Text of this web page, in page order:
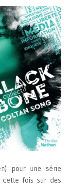
pour une série
cette fois sur des